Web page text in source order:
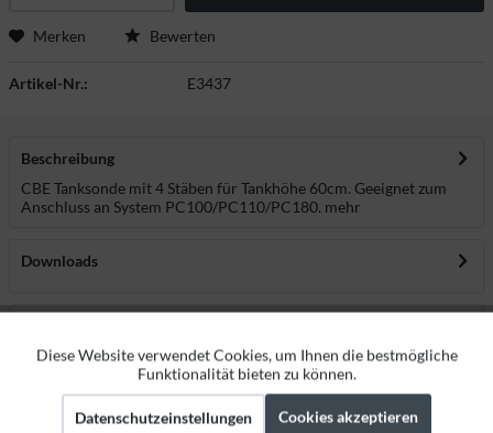
Merken Bewerten
Artikel-Nr.: E3437
Beschreibung
CBE Tanksonde mit 4 Stäben für Tankhöhe 60cm. Geeignet zum
Anschluss an System PC100/PC110/PC180. mehr
Downloads
Bewertungen lesen, schreiben und diskutieren...mehr
Herstellerangaben
Funktionale Aktiv
Marketing Aktiv
Diese Website verwendet Cookies, um Ihnen die bestmögliche
Funktionalität bieten zu können.
Datenschutzeinstellungen Cookies akzeptieren